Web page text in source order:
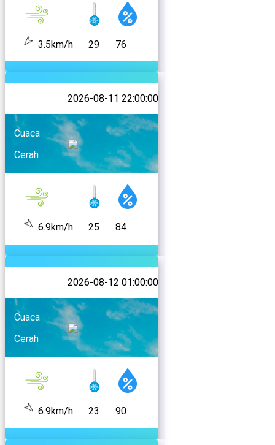
3.5km/h 29 76
2026-08-11 22:00:00
Cuaca
Cerah
6.9km/h 25 84
2026-08-12 01:00:00
Cuaca
Cerah
6.9km/h 23 90